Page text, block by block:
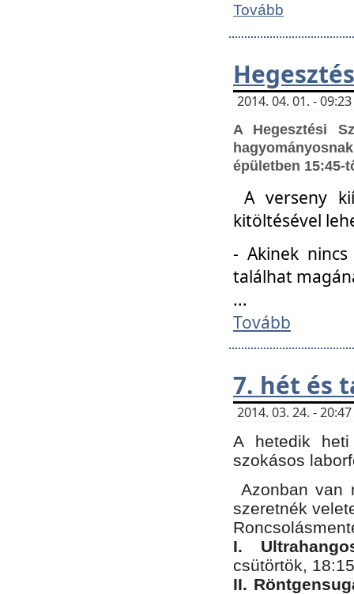
Tovább
2014. 04. 01. -
A Hegesztési
épületben 15:45-
A verseny
kitöltésével
- Akinek
találhat
...
Tovább
7. hét és
2014. 03. 24. -
A hetedik
szokásos
Azonban van
szeretnék
I.
csütörtök,
II.